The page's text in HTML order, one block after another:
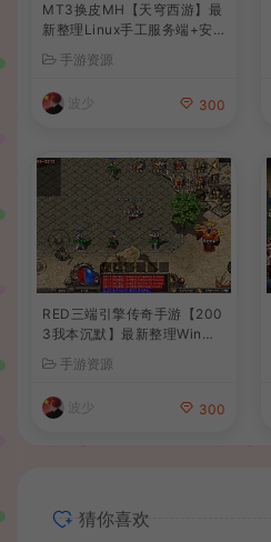
MT3换皮MH【天穹西游】最
新整理Linux手工服务端+安
卓苹果双端+GM后台+详细搭
建教程+全套源码+视频教程
手游资源
波少 300
RED三端引擎传奇手游【200
3我本沉默】最新整理Win系
细搭建教程
手游资源
波少 300
猜你喜欢